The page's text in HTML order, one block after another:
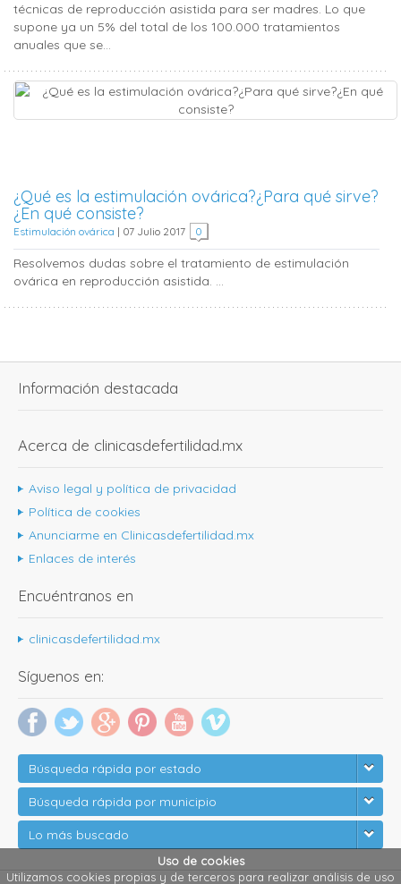
técnicas de reproducción asistida para ser madres. Lo que
supone ya un 5% del total de los 100.000 tratamientos
anuales que se...
¿Qué es la estimulación ovárica?¿Para qué sirve?
¿En qué consiste?
Estimulación ovárica | 07 Julio 2017 0
Resolvemos dudas sobre el tratamiento de estimulación
ovárica en reproducción asistida. ...
Información destacada
Acerca de clinicasdefertilidad.mx
Aviso legal y política de privacidad
Política de cookies
Anunciarme en Clinicasdefertilidad.mx
Enlaces de interés
Encuéntranos en
clinicasdefertilidad.mx
Síguenos en:
Búsqueda rápida por estado
Búsqueda rápida por municipio
Lo más buscado
Uso de cookies
Utilizamos cookies propias y de terceros para realizar análisis de uso